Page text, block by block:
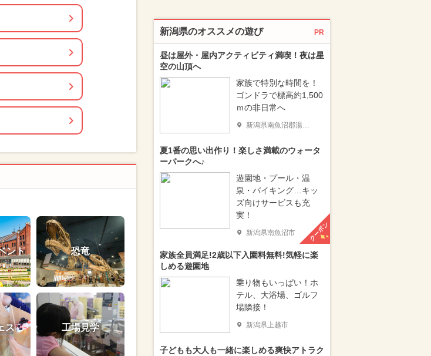
ント 恐竜
ス 工場見学
新潟県のオススメの遊び PR
昼は屋外・屋内アクティビティ満喫！夜は星
空の山頂へ
家族で特別な時間を！
ゴンドラで標高約1,500
ｍの非日常へ
新潟県南魚沼郡湯沢町
夏1番の思い出作り！楽しさ満載のウォータ
ーパークへ♪
遊園地・プール・温
泉・バイキング…キッ
ズ向けサービスも充
実！
新潟県南魚沼市 クーポン
家族全員満足!2歳以下入園料無料!気軽に楽
しめる遊園地
乗り物もいっぱい！ホ
テル、大浴場、ゴルフ
場隣接！
新潟県上越市
子どもも大人も一緒に楽しめる爽快アトラク